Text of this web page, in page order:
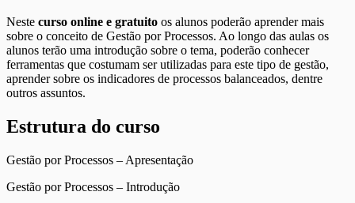
Neste curso online e gratuito os alunos poderão aprender mais
sobre o conceito de Gestão por Processos. Ao longo das aulas os
alunos terão uma introdução sobre o tema, poderão conhecer
ferramentas que costumam ser utilizadas para este tipo de gestão,
aprender sobre os indicadores de processos balanceados, dentre
outros assuntos.
Estrutura do curso
Gestão por Processos – Apresentação
Gestão por Processos – Introdução